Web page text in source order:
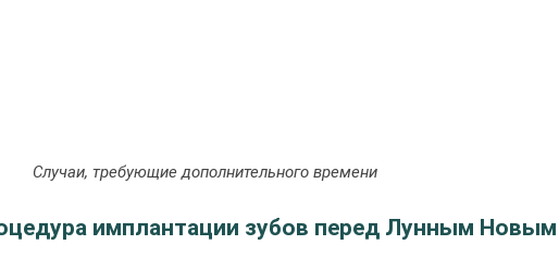
Случаи, требующие дополнительного времени
имплантации зубов перед Лунным Новым